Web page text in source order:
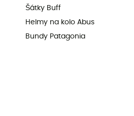
Šátky Buff
Helmy na kolo Abus
Bundy Patagonia